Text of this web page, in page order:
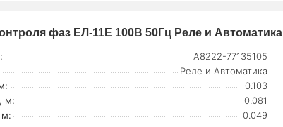
фаз ЕЛ-11Е 100В 50Гц Реле и Автоматика
A8222-77135105
Реле и Автоматика
0.103
м:
0.081
м:
0.049